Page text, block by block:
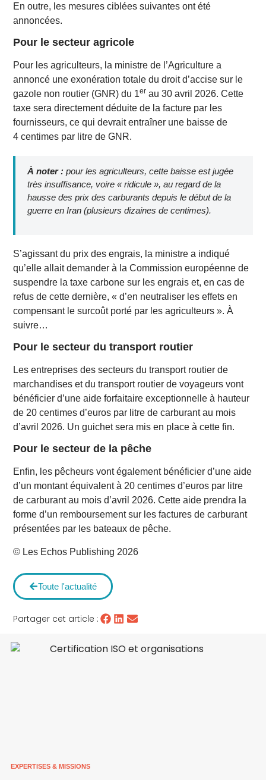
En outre, les mesures ciblées suivantes ont été
annoncées.
Pour le secteur agricole
Pour les agriculteurs, la ministre de l’Agriculture a
annoncé une exonération totale du droit d’accise sur le
gazole non routier (GNR) du 1er au 30 avril 2026. Cette
taxe sera directement déduite de la facture par les
fournisseurs, ce qui devrait entraîner une baisse de
4 centimes par litre de GNR.
À noter : pour les agriculteurs, cette baisse est jugée
très insuffisance, voire « ridicule », au regard de la
hausse des prix des carburants depuis le début de la
guerre en Iran (plusieurs dizaines de centimes).
S’agissant du prix des engrais, la ministre a indiqué
qu’elle allait demander à la Commission européenne de
suspendre la taxe carbone sur les engrais et, en cas de
refus de cette dernière, « d’en neutraliser les effets en
compensant le surcoût porté par les agriculteurs ». À
suivre…
Pour le secteur du transport routier
Les entreprises des secteurs du transport routier de
marchandises et du transport routier de voyageurs vont
bénéficier d’une aide forfaitaire exceptionnelle à hauteur
de 20 centimes d’euros par litre de carburant au mois
d’avril 2026. Un guichet sera mis en place à cette fin.
Pour le secteur de la pêche
Enfin, les pêcheurs vont également bénéficier d’une aide
d’un montant équivalent à 20 centimes d’euros par litre
de carburant au mois d’avril 2026. Cette aide prendra la
forme d’un remboursement sur les factures de carburant
présentées par les bateaux de pêche.
© Les Echos Publishing 2026
Toute l'actualité
Partager cet article :
EXPERTISES & MISSIONS